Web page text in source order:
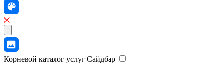
Корневой каталог услуг Сайдбар